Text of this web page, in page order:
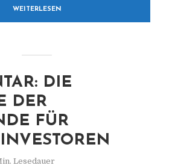
WEITERLESEN
DIE
DER
FÜR
Lesedauer